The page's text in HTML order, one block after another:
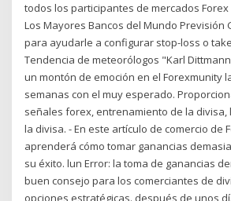
todos los participantes de mercados
Los Mayores Bancos del Mundo Previsión
para ayudarle a configurar stop-loss o
Tendencia de meteorólogos "Karl
un montón de emoción en el Forexmunity
semanas con el muy esperado.
señales forex, entrenamiento de la divisa,
la divisa. - En este artículo de comercio de
aprenderá cómo tomar ganancias
su éxito. lun Error: la toma de ganancias
buen consejo para los comerciantes de